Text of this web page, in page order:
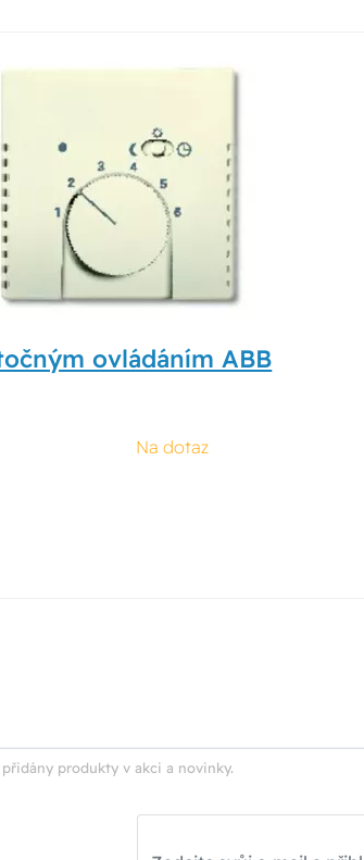
ovládáním ABB
Na dotaz
produkty v akci a novinky.